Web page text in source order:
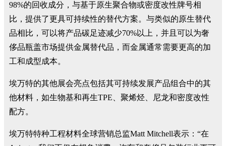
98%的回收成分，与基于原生聚合物或密度改性牌号相
比，提供了更具可持续性的替代方案。与类似的原生替代
品相比，可以将产品碳足迹减少70%以上，并且可以为奢
侈品瓶盖市场提供金属替代品，而金属通常需要更高的加
工和成型成本。
埃万特的其他展会亮点包括其可持续发展产品组合中的其
他材料，如生物基和再生TPE、聚烯烃、尼龙和密度改性
配方。
埃万特特种工程材料全球营销总监Matt Mitchell表示：“在